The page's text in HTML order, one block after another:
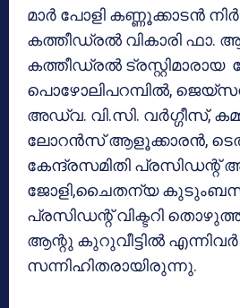
മാര്‍ പോളി കണ്ണൂക്കാടന്‍
കത്തീഡ്രല്‍ വികാരി ഫാ.
കത്തീഡ്രല്‍
പൊഴോലിപറമ്പില്‍,
അഡ്വ. വി.സി. വര്‍ഗ്ഗീസ്,
ലോറന്‍സ് ആളൂക്കാരന്‍,
കേന്ദ്രസമിതി
ജോളി,ചൈതന്യ
പ്രസിഡന്റ് വിക്ടറി
ആന്റു കുറുവീട്ടില്‍ എന്നിവര്‍
സന്നിഹിതരായിരുന്നു.